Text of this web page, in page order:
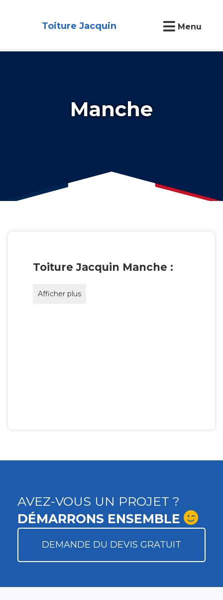
Toiture Jacquin Menu
Manche
Toiture Jacquin Manche :
Afficher plus
AVEZ-VOUS UN PROJET ?
DÉMARRONS ENSEMBLE
DEMANDE DU DEVIS GRATUIT